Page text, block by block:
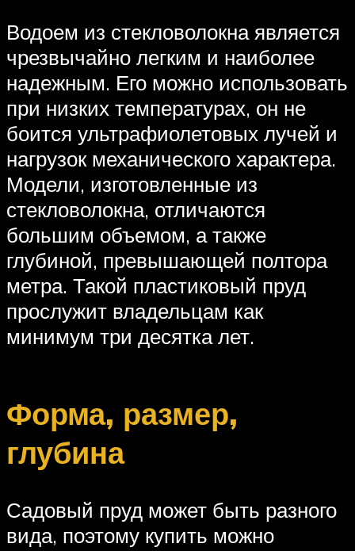
Водоем из стекловолокна является
чрезвычайно легким и наиболее
надежным. Его можно использовать
при низких температурах, он не
боится ультрафиолетовых лучей и
нагрузок механического характера.
Модели, изготовленные из
стекловолокна, отличаются
большим объемом, а также
глубиной, превышающей полтора
метра. Такой пластиковый пруд
прослужит владельцам как
минимум три десятка лет.
Форма, размер,
глубина
Садовый пруд может быть разного
вида, поэтому купить можно